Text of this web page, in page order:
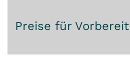
Preise für